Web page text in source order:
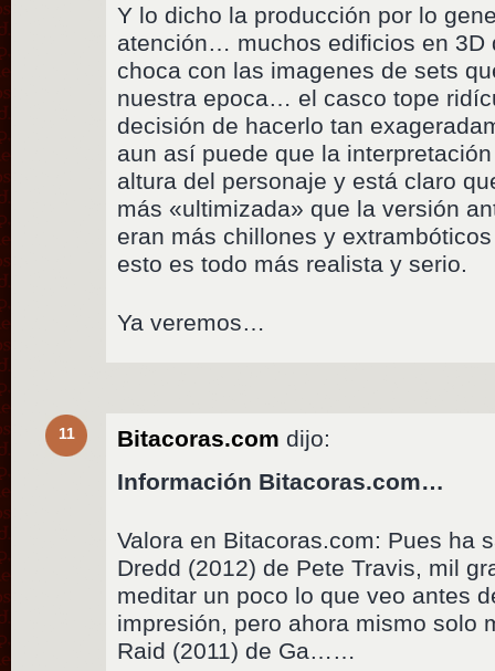
Y lo dicho la producción por lo
atención… muchos edificios en 3D
choca con las imagenes de sets
nuestra epoca… el casco tope
decisión de hacerlo tan
aun así puede que la
altura del personaje y está claro
más «ultimizada» que la versión
eran más chillones y
esto es todo más realista y serio.
Ya veremos…
11 Bitacoras.com dijo:
Información Bitacoras.com…
Valora en Bitacoras.com: Pues ha
Dredd (2012) de Pete Travis, mil
meditar un poco lo que veo antes
impresión, pero ahora mismo solo
Raid (2011) de Ga……